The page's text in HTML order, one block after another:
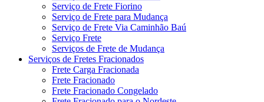
Serviço de Frete Fiorino
Serviço de Frete para Mudança
Serviço de Frete Via Caminhão Baú
Serviço Frete
Serviços de Frete de Mudança
Serviços de Fretes Fracionados
Frete Carga Fracionada
Frete Fracionado
Frete Fracionado Congelado